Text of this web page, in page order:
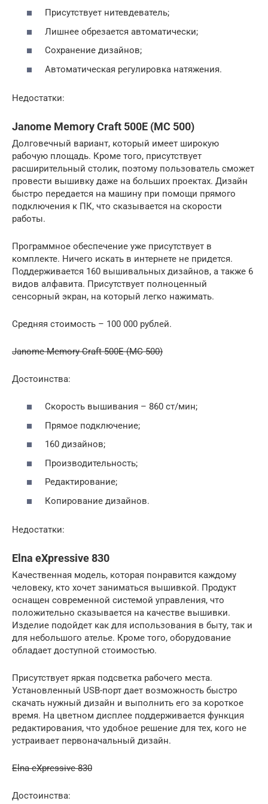
Присутствует нитевдеватель;
Лишнее обрезается автоматически;
Сохранение дизайнов;
Автоматическая регулировка натяжения.
Недостатки:
Janome Memory Craft 500E (MC 500)
Долговечный вариант, который имеет широкую
рабочую площадь. Кроме того, присутствует
расширительный столик, поэтому пользователь сможет
провести вышивку даже на больших проектах. Дизайн
быстро передается на машину при помощи прямого
подключения к ПК, что сказывается на скорости
работы.
Программное обеспечение уже присутствует в
комплекте. Ничего искать в интернете не придется.
Поддерживается 160 вышивальных дизайнов, а также 6
видов алфавита. Присутствует полноценный
сенсорный экран, на который легко нажимать.
Средняя стоимость – 100 000 рублей.
Janome Memory Craft 500E (MC 500)
Достоинства:
Скорость вышивания – 860 ст/мин;
Прямое подключение;
160 дизайнов;
Производительность;
Редактирование;
Копирование дизайнов.
Недостатки:
Elna eXpressive 830
Качественная модель, которая понравится каждому
человеку, кто хочет заниматься вышивкой. Продукт
оснащен современной системой управления, что
положительно сказывается на качестве вышивки.
Изделие подойдет как для использования в быту, так и
для небольшого ателье. Кроме того, оборудование
обладает доступной стоимостью.
Присутствует яркая подсветка рабочего места.
Установленный USB-порт дает возможность быстро
скачать нужный дизайн и выполнить его за короткое
время. На цветном дисплее поддерживается функция
редактирования, что удобное решение для тех, кого не
устраивает первоначальный дизайн.
Elna eXpressive 830
Достоинства: